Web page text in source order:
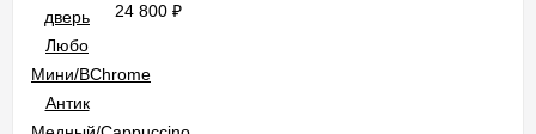
24 800 ₽